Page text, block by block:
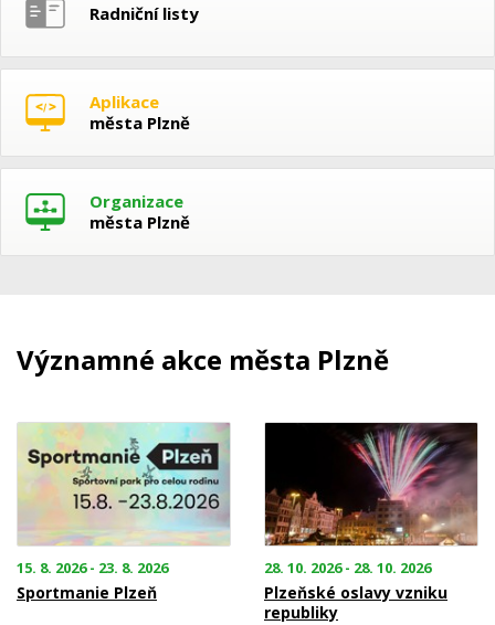
Radniční listy
Aplikace
města Plzně
Organizace
města Plzně
Významné akce města Plzně
15. 8. 2026 - 23. 8. 2026
Sportmanie Plzeň
28. 10. 2026 - 28. 10. 2026
Plzeňské oslavy vzniku
republiky